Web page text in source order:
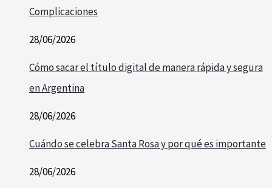
Complicaciones
28/06/2026
Cómo sacar el título digital de manera rápida y segura
en Argentina
28/06/2026
Cuándo se celebra Santa Rosa y por qué es importante
28/06/2026